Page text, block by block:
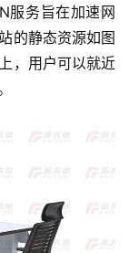
服务旨在加速网
的静态资源如图
，用户可以就近